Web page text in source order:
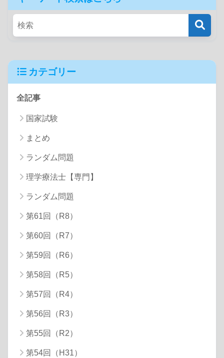
カテゴリー
全記事
国家試験
まとめ
ランダム問題
理学療法士【専門】
ランダム問題
第61回（R8）
第60回（R7）
第59回（R6）
第58回（R5）
第57回（R4）
第56回（R3）
第55回（R2）
第54回（H31）